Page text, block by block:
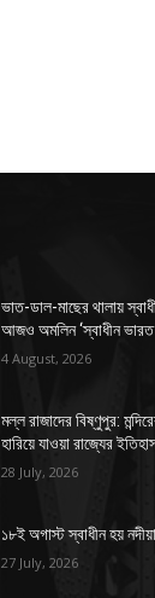
ভাত-ডাল-মাছের থালায়
আজও অমলিন ‘স্বাধীন ভারত
4 August, 2026
মল্ল রাজাদের বিষ্ণুপুর:
হারিয়ে যাওয়া রাজ্যের
28 July, 2026
১৮ই অগাস্ট স্বাধীন হয়
27 July, 2026